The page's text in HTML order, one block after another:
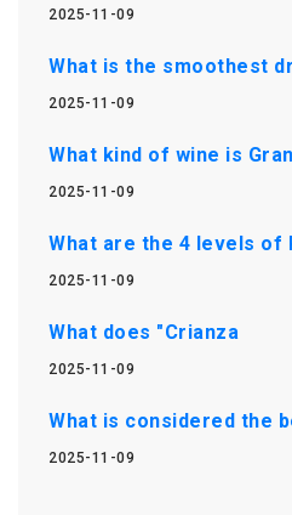
2025-11-09
What is the smoothest
2025-11-09
What kind of wine is
2025-11-09
What are the 4 levels of
2025-11-09
What does "Crianza
2025-11-09
What is considered the
2025-11-09